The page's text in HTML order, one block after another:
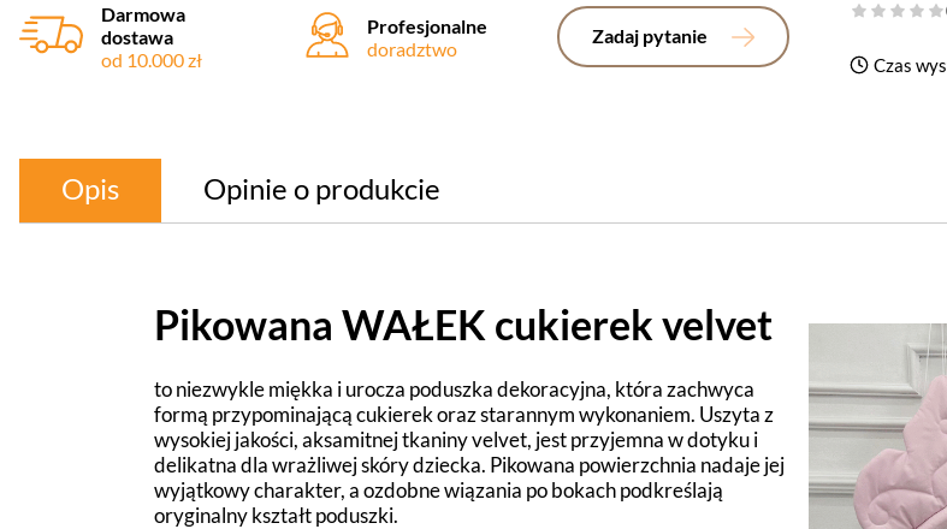
Darmowa
dostawa
od 10.000 zł
Profesjonalne
doradztwo
Zadaj pytanie
Czas
Opis Opinie o produkcie
Pikowana WAŁEK cukierek velvet
to niezwykle miękka i urocza poduszka dekoracyjna, która zachwyca
formą przypominającą cukierek oraz starannym wykonaniem. Uszyta z
wysokiej jakości, aksamitnej tkaniny velvet, jest przyjemna w dotyku i
delikatna dla wrażliwej skóry dziecka. Pikowana powierzchnia nadaje jej
wyjątkowy charakter, a ozdobne wiązania po bokach podkreślają
oryginalny kształt poduszki.